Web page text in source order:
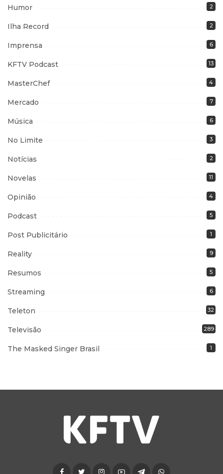
Humor 2
Ilha Record 2
Imprensa 6
KFTV Podcast 13
MasterChef 4
Mercado 7
Música 6
No Limite 3
Notícias 2
Novelas 11
Opinião 4
Podcast 5
Post Publicitário 1
Reality 9
Resumos 5
Streaming 6
Teleton 32
Televisão 289
The Masked Singer Brasil 1